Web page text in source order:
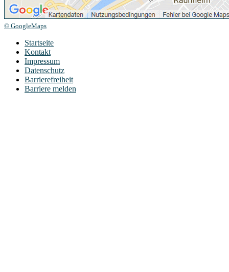
© GoogleMaps
Startseite
Kontakt
Impressum
Datenschutz
Barrierefreiheit
Barriere melden